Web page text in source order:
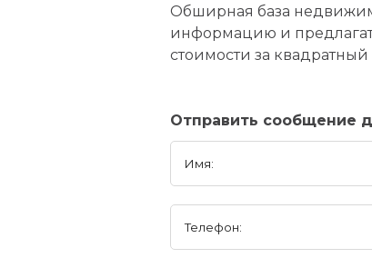
Обширная база
информацию и
стоимости за квадратный
Отправить сообщение
Имя:
Телефон: